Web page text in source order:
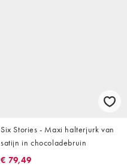
Six Stories - Maxi halterjurk van
satijn in chocoladebruin
€ 79,49